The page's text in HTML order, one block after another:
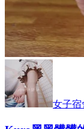
女子宿